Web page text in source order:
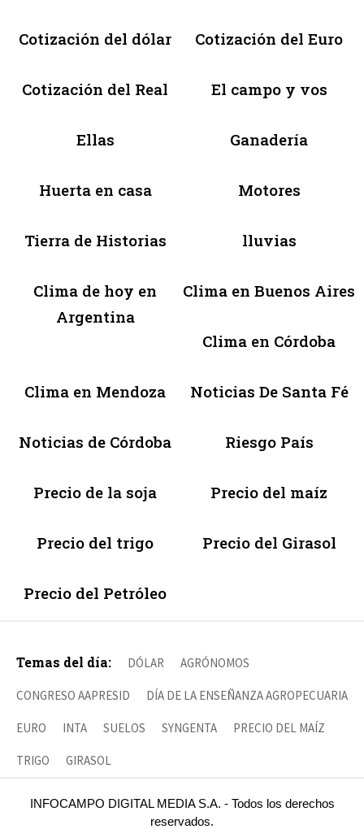
Cotización del dólar Cotización del Euro
Cotización del Real El campo y vos
Ellas Ganadería
Huerta en casa Motores
Tierra de Historias lluvias
Clima de hoy en
Argentina
Clima en Buenos Aires
Clima en Córdoba
Clima en Mendoza Noticias De Santa Fé
Noticias de Córdoba Riesgo País
Precio de la soja Precio del maíz
Precio del trigo Precio del Girasol
Precio del Petróleo
Temas del día: DÓLAR AGRÓNOMOS
CONGRESO AAPRESID DÍA DE LA ENSEÑANZA AGROPECUARIA
EURO INTA SUELOS SYNGENTA PRECIO DEL MAÍZ
TRIGO GIRASOL
INFOCAMPO DIGITAL MEDIA S.A. - Todos los derechos
reservados.